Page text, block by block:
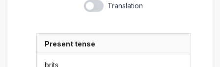
Translation
Present tense
brits